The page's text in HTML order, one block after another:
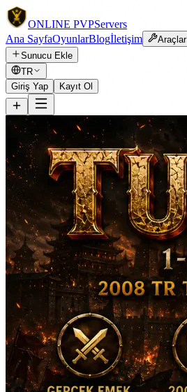
ONLINE PVPServers
Ana SayfaOyunlarBlogİletişim Araçlar
Sunucu Ekle
TR
Giriş Yap
Kayıt Ol